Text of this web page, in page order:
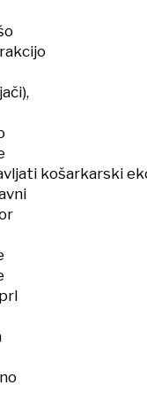
košarkarski